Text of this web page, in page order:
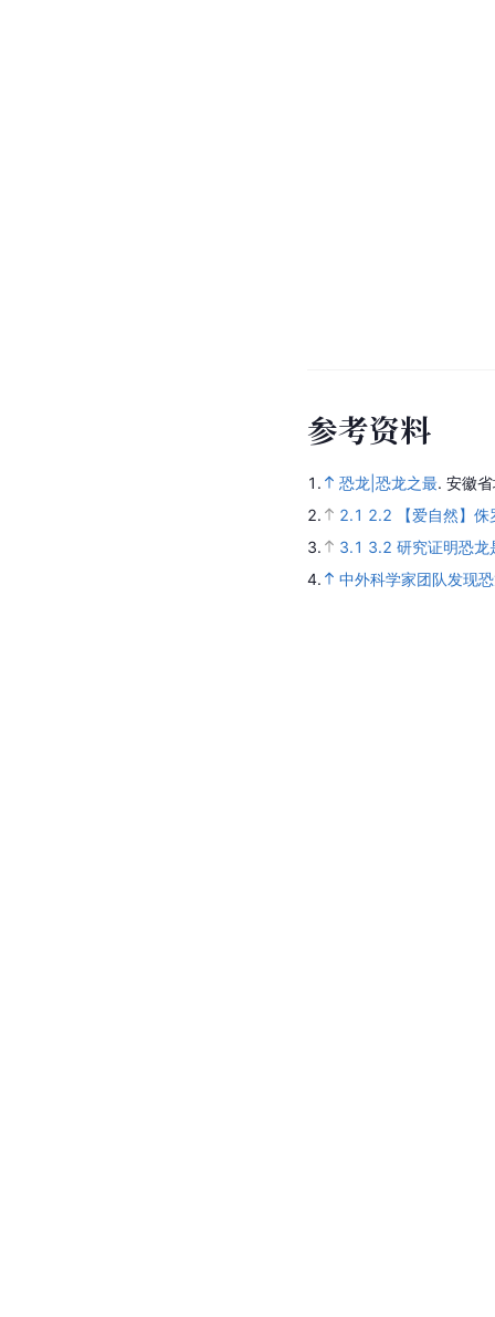
参考资料
1. 恐龙|恐龙之最. 安徽
2.
2.1 2.2
【爱自然】
3.
3.1 3.2 研究证明恐龙
4.
中外科学家团队发现